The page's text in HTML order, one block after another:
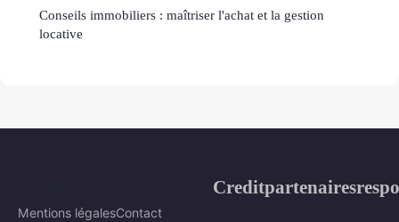
Conseils immobiliers : maîtriser l'achat et la gestion
locative
Mentions légalesContact